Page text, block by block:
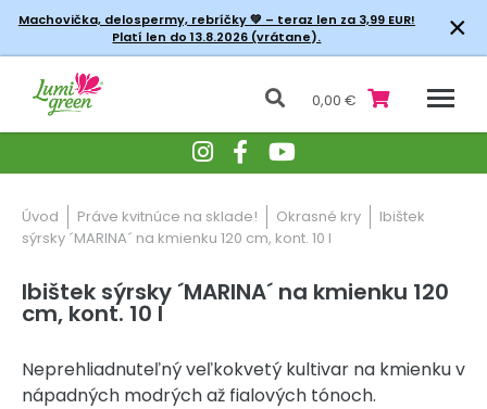
Machovička, delospermy, rebríčky💚 – teraz len za 3,99 EUR!
Platí len do 13.8.2026 (vrátane).
×
0,00 €
Úvod Práve kvitnúce na sklade! Okrasné kry
Ibištek
sýrsky ´MARINA´ na kmienku 120 cm, kont. 10 l
Ibištek sýrsky ´MARINA´ na kmienku 120
cm, kont. 10 l
Neprehliadnuteľný veľkokvetý kultivar na kmienku v
nápadných modrých až fialových tónoch.